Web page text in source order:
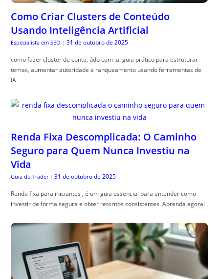
Como Criar Clusters de Conteúdo
Usando Inteligência Artificial
Especialista em SEO | 31 de outubro de 2025
como fazer cluster de conte, údo com ia: guia prático para estruturar
temas, aumentar autoridade e ranqueamento usando ferramentas de
IA.
Renda Fixa Descomplicada: O Caminho
Seguro para Quem Nunca Investiu na
Vida
Guia do Trader | 31 de outubro de 2025
Renda fixa para iniciantes , é um guia essencial para entender como
investir de forma segura e obter retornos consistentes. Aprenda agora!